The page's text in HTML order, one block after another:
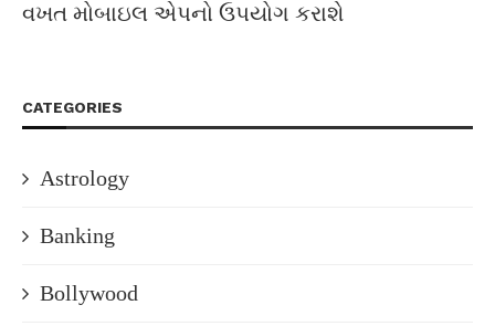
વખત મોબાઇલ એપનો ઉપયોગ કરાશે
CATEGORIES
Astrology
Banking
Bollywood